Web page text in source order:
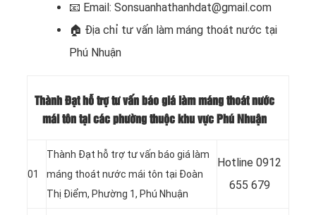
📧 Email: Sonsuanhathanhdat@gmail.com
🏠 Địa chỉ tư vấn làm máng thoát nước tại
Phú Nhuận
Thành Đạt hỗ trợ tư vấn báo giá làm máng thoát nước
mái tôn tại các phường thuộc khu vực Phú Nhuận
01
Thành Đạt hỗ trợ tư vấn báo giá làm
máng thoát nước mái tôn tại Đoàn
Thị Điểm, Phường 1, Phú Nhuận
Hotline 0912
655 679